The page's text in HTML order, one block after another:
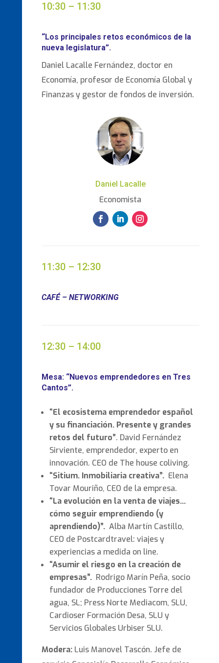
10:30 – 11:30
“Los principales retos económicos de la
nueva legislatura”.
Daniel Lacalle Fernández, doctor en
Economía, profesor de Economía Global y
Finanzas y gestor de fondos de inversión.
Daniel Lacalle
Economista
11:30 – 12:30
CAFÉ – NETWORKING
12:30 – 14:00
Mesa: “Nuevos emprendedores en Tres
Cantos”.
“El ecosistema emprendedor español
y su financiación. Presente y grandes
retos del futuro”. David Fernández
Sirviente, emprendedor, experto en
innovación. CEO de The house coliving.
“Sitium. Inmobiliaria creativa”. Elena
Tovar Mouriño, CEO de la empresa.
“La evolución en la venta de viajes…
cómo seguir emprendiendo (y
aprendiendo)”. Alba Martín Castillo,
CEO de Postcardtravel: viajes y
experiencias a medida on line.
“Asumir el riesgo en la creación de
empresas”. Rodrigo Marín Peña, socio
fundador de Producciones Torre del
agua, SL; Press Norte Mediacom, SLU,
Cardioser Formación Desa, SLU y
Servicios Globales Urbiser SLU.
Modera: Luis Manovel Tascón. Jefe de